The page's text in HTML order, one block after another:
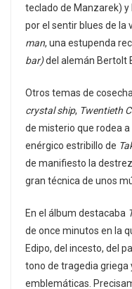
teclado de Manzarek) y
por el sentir blues de la
man, una estupenda
bar)del alemán Bertolt
Otros temas de
crystal ship, Twentieth
de misterio que rodea a
enérgico estribillo de
de manifiesto la
gran técnica de unos
En el álbum destacaba
de once minutos en la
Edipo, del incesto, del
tono de tragedia griega
emblemáticas.